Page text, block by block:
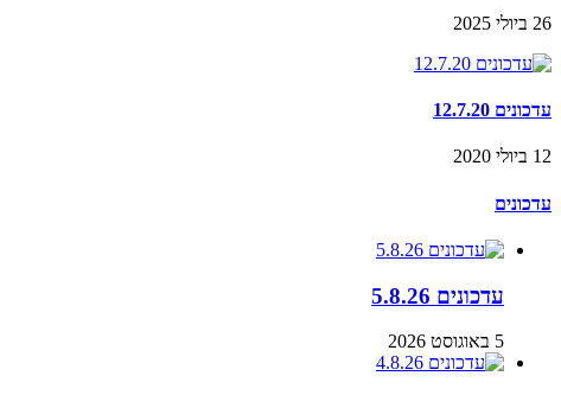
26 ביולי 2025
עדכונים 12.7.20
12 ביולי 2020
עדכונים
עדכונים 5.8.26
5 באוגוסט 2026